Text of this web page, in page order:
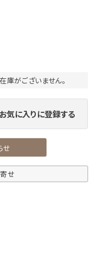
庫がございません。
お気に入りに登録する
せ
せ